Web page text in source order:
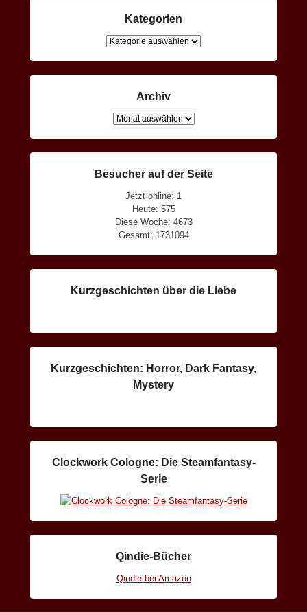
Kategorien
Kategorien
Archiv
Archiv
Besucher auf der Seite
Jetzt online: 1
Heute: 575
Diese Woche: 4673
Gesamt: 1731094
Kurzgeschichten über die Liebe
Kurzgeschichten: Horror, Dark Fantasy,
Mystery
Clockwork Cologne: Die Steamfantasy-
Serie
Qindie-Bücher
Qindie bei Amazon